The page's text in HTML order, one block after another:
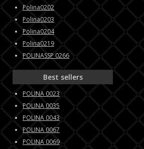
Polina0202
Polina0203
Polina0204
Polina0219
POLINASSP 0266
Best sellers
POLINA 0023
POLINA 0035
POLINA 0043
POLINA 0067
POLINA 0069